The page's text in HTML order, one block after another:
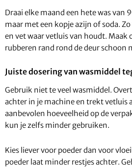
Draai elke maand een hete was van
maar met een kopje azijn of soda.
en vet waar vetluis van houdt. Maak
rubberen rand rond de deur schoon
Juiste dosering van wasmiddel
Gebruik niet te veel wasmiddel.
achter in je machine en trekt vetluis
aanbevolen hoeveelheid op de
kun je zelfs minder gebruiken.
Kies liever voor poeder dan voor
poeder laat minder restjes achter.